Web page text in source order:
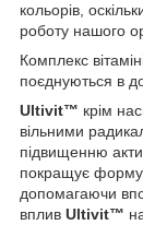
кольорів,
роботу нашого
Комплекс
поєднуються в
Ultivit™ крім
вільними
підвищенню
покращує
допомагаючи
вплив Ultivit™